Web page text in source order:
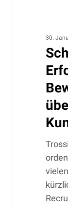
30.